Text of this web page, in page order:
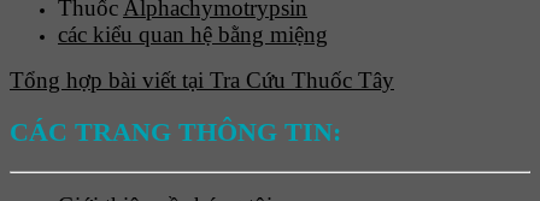
Thuốc Alphachymotrypsin
các kiểu quan hệ bằng miệng
Tổng hợp bài viết tại Tra Cứu Thuốc Tây
CÁC TRANG THÔNG TIN: